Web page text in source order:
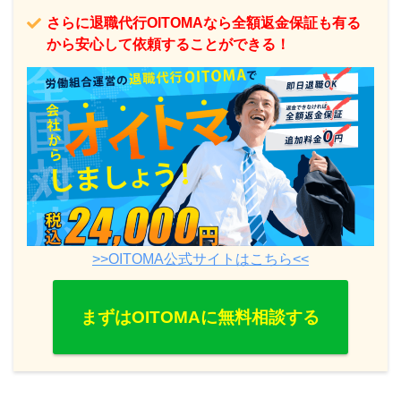
さらに退職代行OITOMAなら全額返金保証も有る
から安心して依頼することができる！
>>OITOMA公式サイトはこちら<<
まずはOITOMAに無料相談する